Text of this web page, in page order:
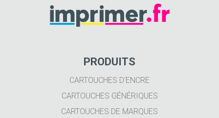
PRODUITS
CARTOUCHES D'ENCRE
CARTOUCHES GÉNÉRIQUES
CARTOUCHES DE MARQUES